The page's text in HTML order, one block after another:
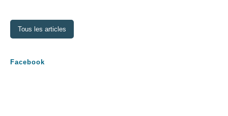
Tous les articles
Facebook